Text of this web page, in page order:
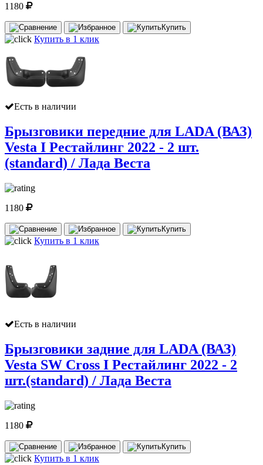
1180
Купить
Купить в 1 клик
Есть в наличии
Брызговики передние для LADA (ВАЗ)
Vesta I Рестайлинг 2022 - 2 шт.
(standard) / Лада Веста
1180
Купить
Купить в 1 клик
Есть в наличии
Брызговики задние для LADA (ВАЗ)
Vesta SW Cross I Рестайлинг 2022 - 2
шт.(standard) / Лада Веста
1180
Купить
Купить в 1 клик